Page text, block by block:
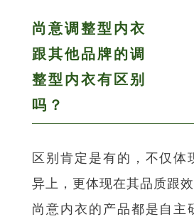
尚意调整型内衣
跟其他品牌的调
整型内衣有区别
吗？
区别肯定是有的，不仅体
异上，更体现在其品质跟效
尚意内衣的产品都是自主